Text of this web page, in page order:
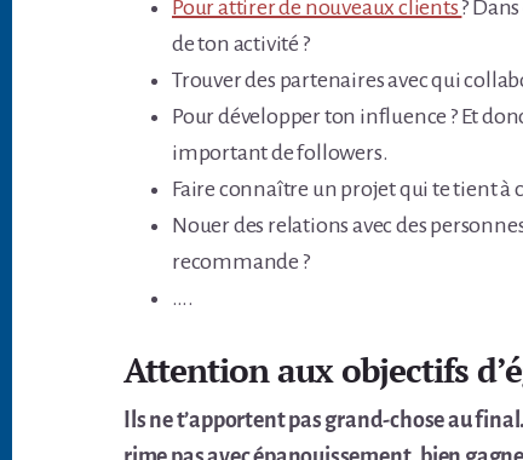
Pour attirer de nouveaux clients ?
de ton activité ?
Trouver des partenaires avec qui
Pour développer ton influence ? Et
important de followers.
Faire connaître un projet qui te tient à
Nouer des relations avec des
recommande ?
….
Attention aux objectifs
Ils ne t’apportent pas grand-chose au